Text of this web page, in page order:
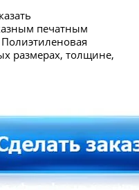
печатным
размерах, толщине,